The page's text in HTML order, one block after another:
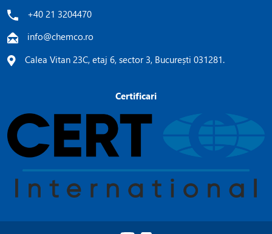
+40 21 3204470
info@chemco.ro
Calea Vitan 23C, etaj 6, sector 3, București 031281.
Certificari